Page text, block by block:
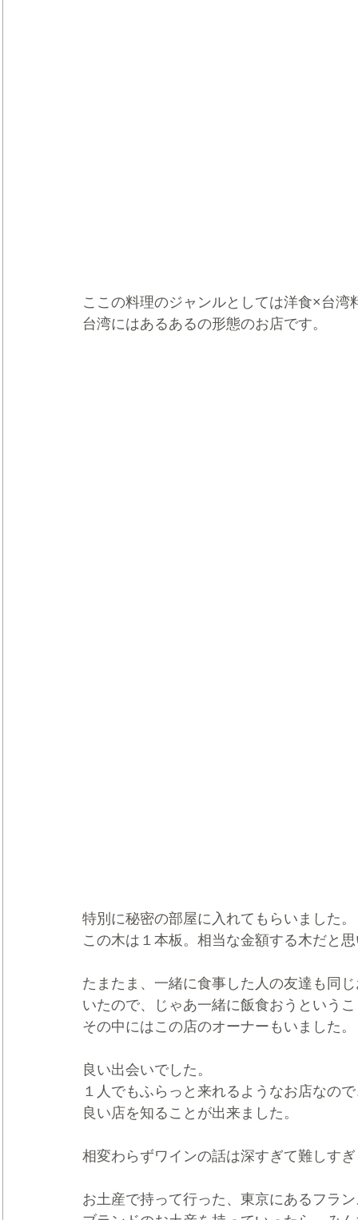
ここの料理のジャンルとしては洋食×台湾
台湾にはあるあるの形態のお店です。
特別に秘密の部屋に入れてもらいました。
この木は１本板。相当な金額する木だと
たまたま、一緒に食事した人の友達も同
いたので、じゃあ一緒に飯食おうという
その中にはこの店のオーナーもいました。
良い出会いでした。
１人でもふらっと来れるようなお店なの
良い店を知ることが出来ました。
相変わらずワインの話は深すぎて難しす
お土産で持って行った、東京にあるフラ